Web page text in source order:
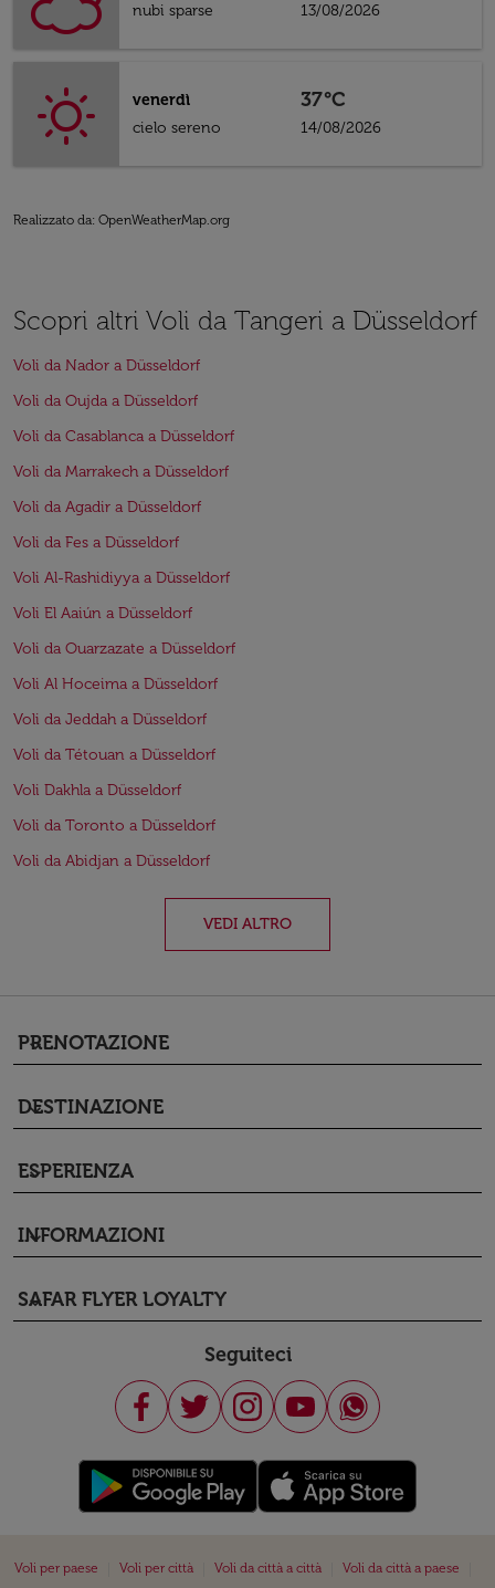
nubi sparse
13/08/2026
venerdì
cielo sereno
37°C
14/08/2026
Realizzato da: OpenWeatherMap.org
Scopri altri Voli da Tangeri a Düsseldorf
Voli da Nador a Düsseldorf
Voli da Oujda a Düsseldorf
Voli da Casablanca a Düsseldorf
Voli da Marrakech a Düsseldorf
Voli da Agadir a Düsseldorf
Voli da Fes a Düsseldorf
Voli Al-Rashidiyya a Düsseldorf
Voli El Aaiún a Düsseldorf
Voli da Ouarzazate a Düsseldorf
Voli Al Hoceima a Düsseldorf
Voli da Jeddah a Düsseldorf
Voli da Tétouan a Düsseldorf
Voli Dakhla a Düsseldorf
Voli da Toronto a Düsseldorf
Voli da Abidjan a Düsseldorf
VEDI ALTRO
PRENOTAZIONE
keyboard_arrow_down
DESTINAZIONE
keyboard_arrow_down
ESPERIENZA
keyboard_arrow_down
INFORMAZIONI
keyboard_arrow_down
SAFAR FLYER LOYALTY
keyboard_arrow_down
Seguiteci
Voli per paese Voli per città Voli da città a città Voli da città a paese